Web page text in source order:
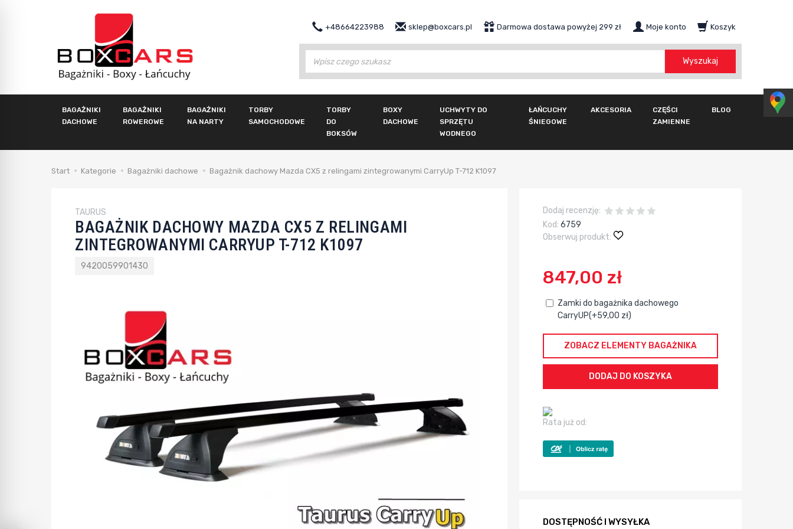
+48664223988 Darmowa dostawa powyżej 299 zł
sklep@boxcars.pl Moje konto Koszyk
Wyszukaj
BAGAŻNIKI
DACHOWE
BAGAŻNIKI
ROWEROWE
BAGAŻNIKI
NA NARTY
TORBY
SAMOCHODOWE
TORBY
DO
BOKSÓW
BOXY
DACHOWE
UCHWYTY DO
SPRZĘTU
WODNEGO
ŁAŃCUCHY
ŚNIEGOWE
AKCESORIA
CZĘŚCI
ZAMIENNE
BLOG
Start Kategorie Bagażniki dachowe Bagażnik dachowy Mazda CX5 z relingami zintegrowanymi CarryUp T-712 K1097
TAURUS
BAGAŻNIK DACHOWY MAZDA CX5 Z RELINGAMI
ZINTEGROWANYMI CARRYUP T-712 K1097
9420059901430
Dodaj recenzję:
Kod: 6759
Obserwuj produkt:
847,00 zł
Zamki do bagażnika dachowego
CarryUP(+59,00 zł)
ZOBACZ ELEMENTY BAGAŻNIKA
Rata już od:
DOSTĘPNOŚĆ I WYSYŁKA